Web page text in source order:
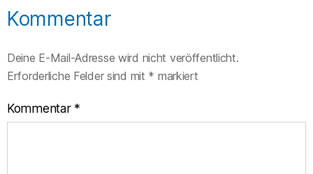
Kommentar
Deine E-Mail-Adresse wird nicht veröffentlicht.
Erforderliche Felder sind mit * markiert
Kommentar *